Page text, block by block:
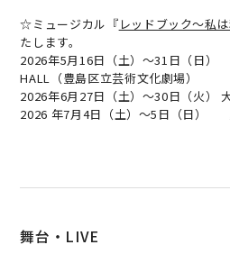
☆ミュージカル『 レッドブック〜私
たします。
2026年5月16日（土）～31日（日）
HALL（豊島区立芸術文化劇場）
2026年6月27日（土）～30日（火）
2026 年7月4日（土）～5日（日）
舞台・LIVE